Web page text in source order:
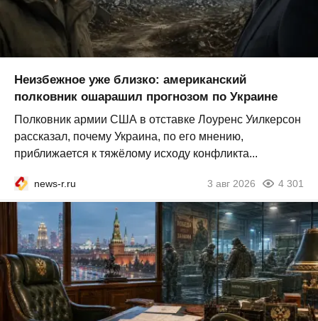
Неизбежное уже близко: американский
полковник ошарашил прогнозом по Украине
Полковник армии США в отставке Лоуренс Уилкерсон
рассказал, почему Украина, по его мнению,
приближается к тяжёлому исходу конфликта...
news-r.ru 3 авг 2026 4 301